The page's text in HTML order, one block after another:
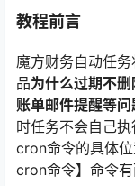
教程前言
魔方财务自动任
品为什么过期不
账单邮件提醒等问
时任务不会自己执
cron命令的具体
cron命令】命令